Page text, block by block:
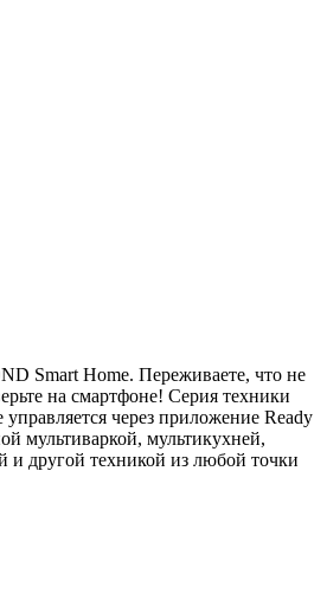
Smart Home. Переживаете, что не
на смартфоне! Серия техники
через приложение Ready
мультиваркой, мультикухней,
другой техникой из любой точки